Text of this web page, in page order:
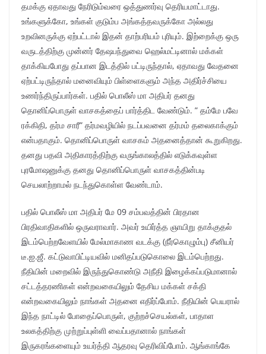
தமக்கு ஏதாவது நேரிடும்வரை ஒத்துணர்வு தெரியமாட்டாது.
உங்களுக்கோ, உங்கள் குடும்ப அங்கத்தவருக்கோ அல்லது
உறவினருக்கு ஏற்பட்டால் இதன் தாற்பரியம் புரியும். இற்றைக்கு ஒரு
வருடத்திற்கு முன்னர் தேஷபந்துவை ஹெல்மட்டினால் மக்கள்
தாக்கியபோது தப்பான இடத்தில் பட்டிருந்தால், ஏதாவது வேதனை
ஏற்பட்டிருந்தால் மனைவியும் பிள்ளைகளும் அந்த அதிர்ச்சியை
உணர்ந்திருப்பார்கள். பதில் பொலீஸ் மா அதிபர் தனது
தொனிப்பொருள் வாசகத்தைப் பார்த்திட வேண்டும். ” தம்மே பவே
ரக்கிதி, தர்ம சாரீ” தர்மவழியில் நடப்பவனை தர்மம் தலைகாக்கும்
என்பதாகும். தொனிப்பொருள் வாசகம் அதனைத்தான் கூறுகிறது.
தனது பதவி அதிகாரத்திற்கு வருங்காலத்தில் எடுக்கவுள்ள
புரமோஷனுக்கு தனது தொனிப்பொருள் வாசகத்தின்படி
செயலாற்றாமல் நடந்துகொள்ள வேண்டாம்.
பதில் பொலீஸ் மா அதிபர் மே 09 சம்பவத்தின் பிரதான
பிரதிவாதிகளில் ஒருவராவார். அவர் உயிர்த்த ஞாயிறு தாக்குதல்
இடம்பெற்றவேளயில் மேல்மாகாண வடக்கு (நீர்கொழும்பு) சீனியர்
டீ.ஐ.ஜீ. கட்டுவாபிட்டியவில் மனிதப்படுகொலை இடம்பெற்றது.
நீதியின் மறைவில் இருந்துகொண்டு அநீதி இழைக்கப்படுமானால்
சட்டத்தரணிகள் என்றவகையிலும் தேசிய மக்கள் சக்தி
என்றவகையிலும் நாங்கள் அதனை எதிர்ப்போம். நீதியின் பெயரால்
இந்த நாட்டில் போதைப்பொருள், குற்றச்செயல்கள், பாதாள
உலகத்திற்கு முற்றுப்புள்ளி வைப்பதானால் நாங்கள்
இருகரங்களையும் உயர்த்தி ஆதரவு தெரிவிப்போம். ஆங்காங்கே